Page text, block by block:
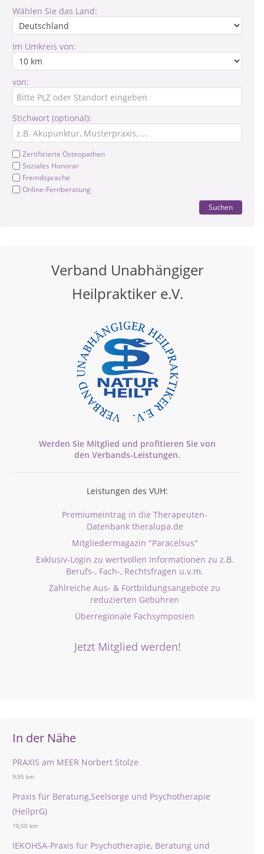
Wählen Sie das Land:
Im Umkreis von:
von:
Stichwort (optional):
Zertifizierte Osteopathen
Soziales Honorar
Fremdsprache
Online-Fernberatung
Suchen
Verband Unabhängiger
Heilpraktiker e.V.
Werden Sie Mitglied und profitieren Sie von
den Verbands-Leistungen.
Leistungen des VUH:
Premiumeintrag in die Therapeuten-
Datenbank theralupa.de
Mitgliedermagazin "Paracelsus"
Exklusiv-Login zu wertvollen Informationen zu z.B.
Berufs-, Fach-, Rechtsfragen u.v.m.
Zahlreiche Aus- & Fortbildungsangebote zu
reduzierten Gebühren
Überregionale Fachsymposien
Jetzt Mitglied werden!
In der Nähe
PRAXIS am MEER Norbert Stolze
9,95 km
Praxis für Beratung,Seelsorge und Psychotherapie
(HeilprG)
10,50 km
IEKOHSA-Praxis für Psychotherapie, Beratung und